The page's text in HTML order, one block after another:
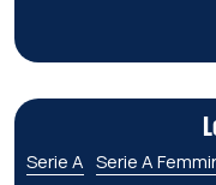
Serie A Serie A